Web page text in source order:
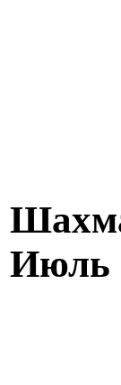
Июль